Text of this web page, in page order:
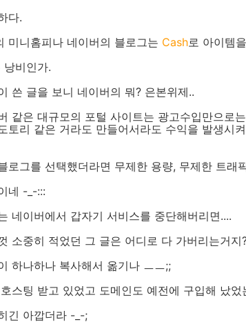
다.
미니홈피나 네이버의 블로그는 Cash로 아이템
낭비인가.
쓴 글을 보니 네이버의 뭐? 은본위제..
같은 대규모의 포털 사이트는 광고수입만으로
토리 같은 거라도 만들어서라도 수익을 발생시
로그를 선택했더라면 무제한 용량, 무제한 트래
네 -_-:::
네이버에서 갑자기 서비스를 중단해버리면....
소중히 적었던 그 글은 어디로 다 가버리는거지
하나하나 복사해서 옮기나 ㅡㅡ;;
스팅 받고 있었고 도메인도 예전에 구입해 났었
긴 아깝더라 -_-;